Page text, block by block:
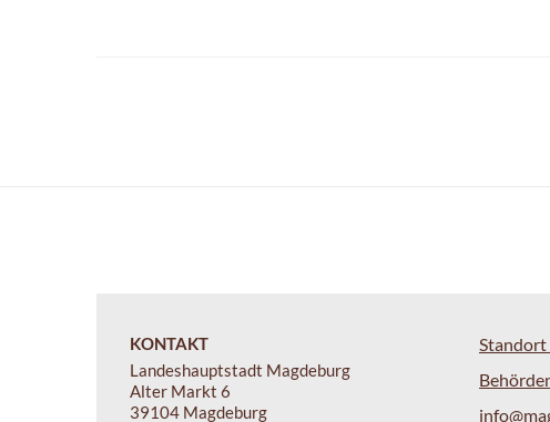
KONTAKT
Landeshauptstadt Magdeburg
Alter Markt 6
39104 Magdeburg
Standort